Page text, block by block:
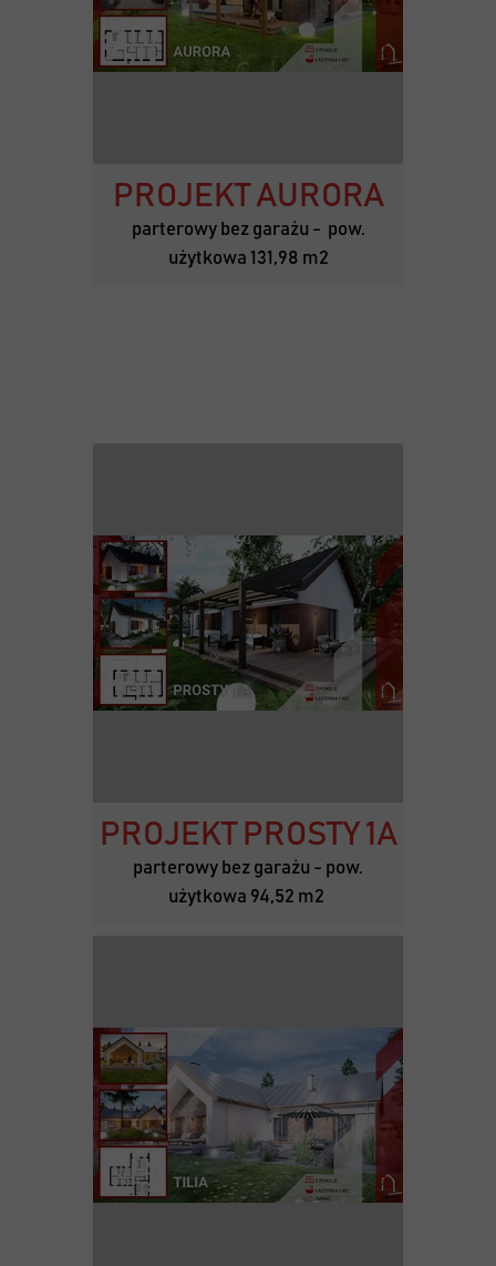
PROJEKT AURORA
parterowy bez garażu - pow.
użytkowa 131,98 m2
PROJEKT PROSTY 1A
parterowy bez garażu - pow.
użytkowa 94,52 m2